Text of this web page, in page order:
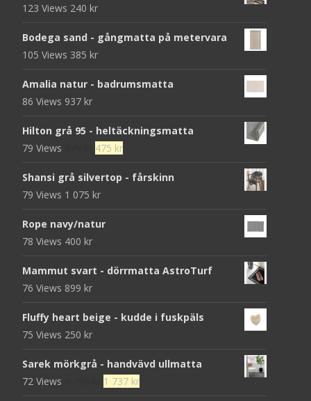
123 Views 240 kr
Bodega sand - gångmatta på metervara
105 Views 385 kr
Amalia natur - badrumsmatta
86 Views 937 kr
Hilton grå 95 - heltäckningsmatta
79 Views
Det
priset
var:
475 krDet
priset
Shansi grå silvertop - fårskinn
79 Views 1 075 kr
Rope navy/natur
78 Views 400 kr
Mammut svart - dörrmatta AstroTurf
76 Views 899 kr
Fluffy heart beige - kudde i fuskpäls
75 Views 250 kr
Sarek mörkgrå - handvävd ullmatta
72 Views
Det
1 737 krDet